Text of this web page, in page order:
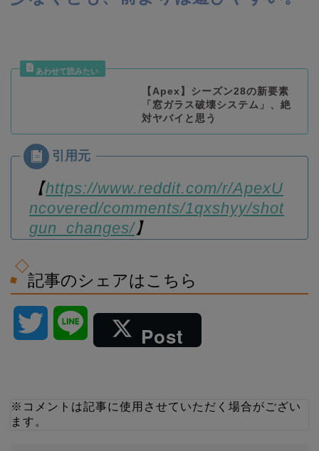
【Apex】シーズン28の新要素
「窓ガラス破壊システム」、絶
対ヤバイと思う
【https://www.reddit.com/r/ApexU
ncovered/comments/1qxshyy/shot
gun_changes/】
記事のシェアはこちら
Post
※コメントは記事に使用させていただく場合がござい
ます。